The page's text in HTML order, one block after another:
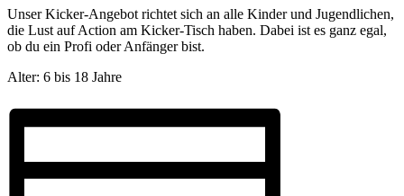
Unser Kicker-Angebot richtet sich an alle Kinder und Jugendlichen,
die Lust auf Action am Kicker-Tisch haben. Dabei ist es ganz egal,
ob du ein Profi oder Anfänger bist.
Alter: 6 bis 18 Jahre